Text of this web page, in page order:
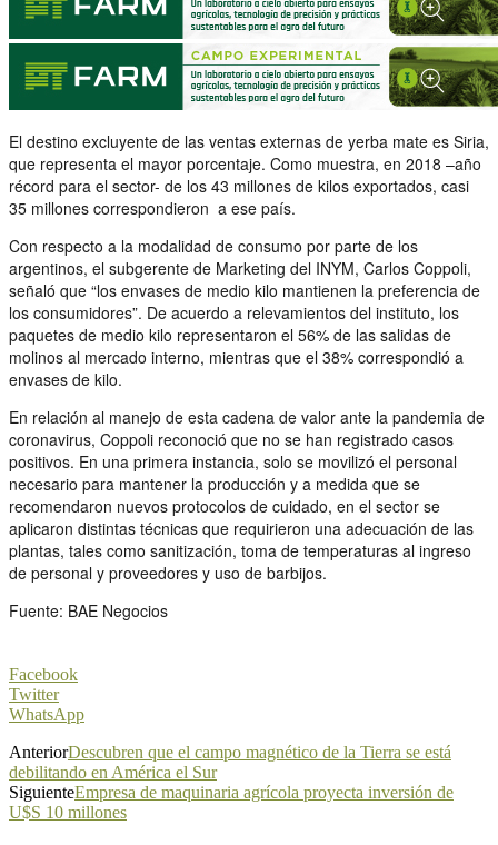
El destino excluyente de las ventas externas de yerba mate es Siria,
que representa el mayor porcentaje. Como muestra, en 2018 –año
récord para el sector- de los 43 millones de kilos exportados, casi
35 millones correspondieron a ese país.
Con respecto a la modalidad de consumo por parte de los
argentinos, el subgerente de Marketing del INYM, Carlos Coppoli,
señaló que “los envases de medio kilo mantienen la preferencia de
los consumidores”. De acuerdo a relevamientos del instituto, los
paquetes de medio kilo representaron el 56% de las salidas de
molinos al mercado interno, mientras que el 38% correspondió a
envases de kilo.
En relación al manejo de esta cadena de valor ante la pandemia de
coronavirus, Coppoli reconoció que no se han registrado casos
positivos. En una primera instancia, solo se movilizó el personal
necesario para mantener la producción y a medida que se
recomendaron nuevos protocolos de cuidado, en el sector se
aplicaron distintas técnicas que requirieron una adecuación de las
plantas, tales como sanitización, toma de temperaturas al ingreso
de personal y proveedores y uso de barbijos.
Fuente: BAE Negocios
Facebook
Twitter
WhatsApp
AnteriorDescubren que el campo magnético de la Tierra se está
debilitando en América el Sur
SiguienteEmpresa de maquinaria agrícola proyecta inversión de
U$S 10 millones